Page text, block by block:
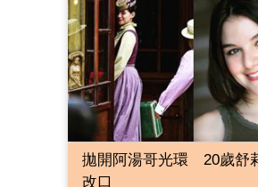
拋開阿湯哥光環 20歲舒
改口